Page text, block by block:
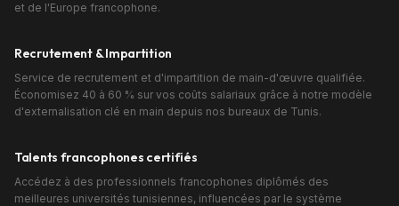
et de l'Europe francophone.
Recrutement & Impartition
Service de recrutement et d'impartition de main-d'œuvre qualifiée.
Économisez 40 à 60 % sur vos coûts salariaux grâce à notre modèle
d'externalisation clé en main depuis nos bureaux de Tunis.
Talents francophones certifiés
Accédez à des professionnels francophones diplômés des
meilleures universités tunisiennes, influencées par le système